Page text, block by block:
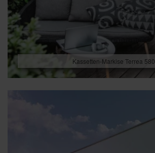
Kassetten-Markise Terrea 580